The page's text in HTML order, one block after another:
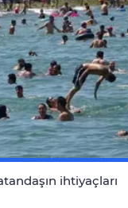
ihtiyaçları